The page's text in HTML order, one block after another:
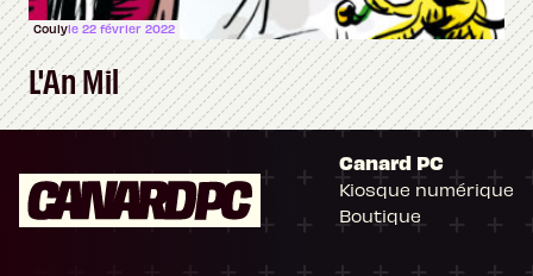
Coulyle 22 février 2022
L'An Mil
Canard PC
Kiosque numérique
Boutique